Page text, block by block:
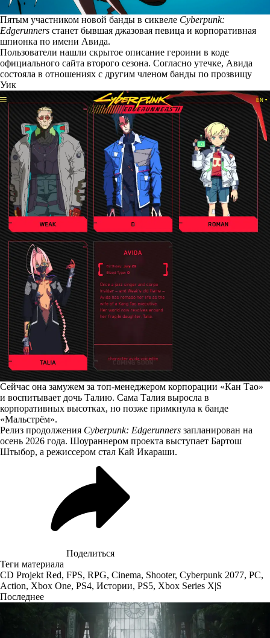
Пятым участником новой банды в сиквеле Cyberpunk:
Edgerunners станет бывшая джазовая певица и корпоративная
шпионка по имени Авида.
Пользователи нашли скрытое описание героини в коде
официального сайта второго сезона. Согласно утечке, Авида
состояла в отношениях с другим членом банды по прозвищу
Уик
Сейчас она замужем за топ-менеджером корпорации «Кан Тао»
и воспитывает дочь Талию. Сама Талия выросла в
корпоративных высотках, но позже примкнула к банде
«Мальстрём».
Релиз продолжения Cyberpunk: Edgerunners запланирован на
осень 2026 года. Шоураннером проекта выступает Бартош
Штыбор, а режиссером стал Кай Икараши.
Поделиться
Теги материала
CD Projekt Red, FPS, RPG, Cinema, Shooter, Cyberpunk 2077, PC,
Action, Xbox One, PS4, Истории, PS5, Xbox Series X|S
Последнее